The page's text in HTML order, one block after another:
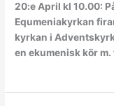
20:e April kl 10.00:
Equmeniakyrkan
kyrkan i
en ekumenisk kör